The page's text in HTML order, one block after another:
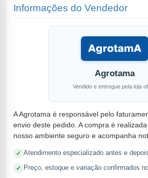
Informações do Vendedor
Agrotama
Vendido e entregue pela loja
A Agrotama é responsável pelo
envio deste pedido. A compra é
nosso ambiente seguro e acompanha
Atendimento especializado antes e
Preço, estoque e variação confirmados